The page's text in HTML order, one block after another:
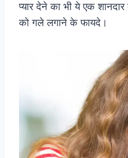
प्यार देने का भी ये एक
को गले लगाने के फायदे।